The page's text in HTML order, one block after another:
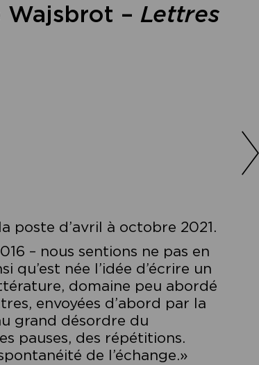
Wajsbrot – Lettres
d’avril à octobre 2021.
– nous sentions ne pas en
née l’idée d’écrire un
domaine peu abordé
envoyées d’abord par la
grand désordre du
pauses, des répétitions.
de l’échange.»